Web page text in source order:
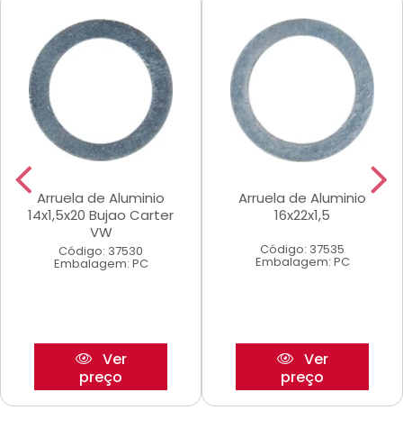
Arruela de Aluminio
14x1,5x20 Bujao Carter
VW
Código: 37530
Embalagem: PC
Ver
preço
Arruela de Aluminio
16x22x1,5
Código: 37535
Embalagem: PC
Ver
preço